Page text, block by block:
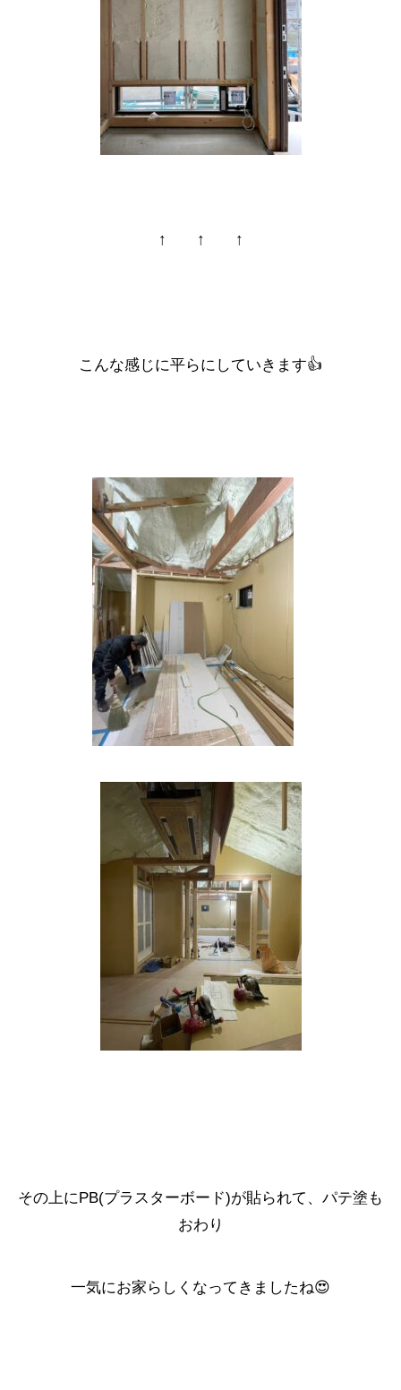
↑ ↑ ↑
こんな感じに平らにしていきます👍
その上にPB(プラスターボード)が貼られて、パテ塗も
おわり
一気にお家らしくなってきましたね😍